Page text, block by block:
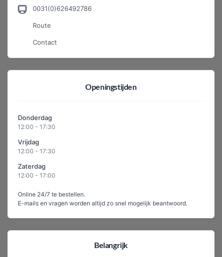
0031(0)626492786
Route
Contact
Openingstijden
Donderdag
12:00 - 17:30
Vrijdag
12:00 - 17:30
Zaterdag
12:00 - 17:00
Online 24/7 te bestellen.
E-mails en vragen worden altijd zo snel mogelijk beantwoord.
Belangrijk